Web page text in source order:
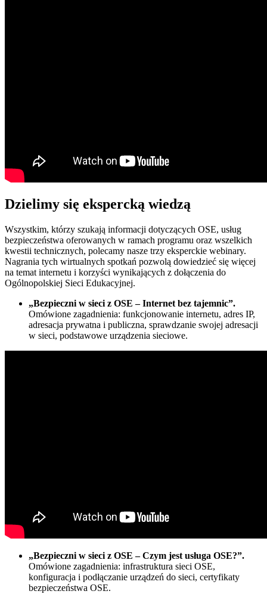
Dzielimy się ekspercką wiedzą
Wszystkim, którzy szukają informacji dotyczących OSE, usług
bezpieczeństwa oferowanych w ramach programu oraz wszelkich
kwestii technicznych, polecamy nasze trzy eksperckie webinary.
Nagrania tych wirtualnych spotkań pozwolą dowiedzieć się więcej
na temat internetu i korzyści wynikających z dołączenia do
Ogólnopolskiej Sieci Edukacyjnej.
„Bezpieczni w sieci z OSE – Internet bez tajemnic”.
Omówione zagadnienia: funkcjonowanie internetu, adres IP,
adresacja prywatna i publiczna, sprawdzanie swojej adresacji
w sieci, podstawowe urządzenia sieciowe.
„Bezpieczni w sieci z OSE – Czym jest usługa OSE?”.
Omówione zagadnienia: infrastruktura sieci OSE,
konfiguracja i podłączanie urządzeń do sieci, certyfikaty
bezpieczeństwa OSE.